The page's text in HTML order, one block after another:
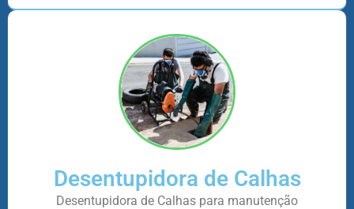
Desentupidora de Calhas
Desentupidora de Calhas para manutenção